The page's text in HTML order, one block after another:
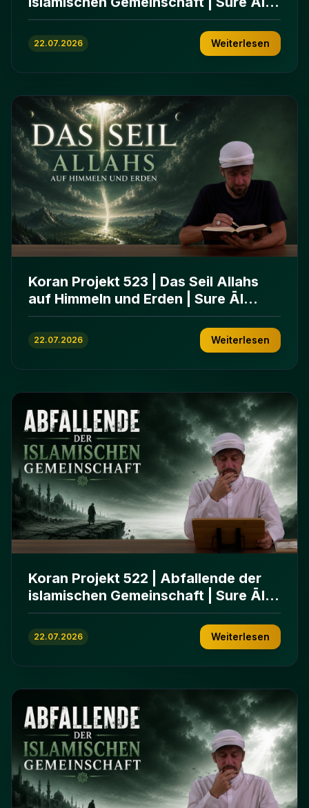
ʿImrān 103-112
22.07.2026 Weiterlesen
Koran Projekt 523 | Das Seil Allahs
auf Himmeln und Erden | Sure Āl
ʿImrān 103-112
22.07.2026 Weiterlesen
Koran Projekt 522 | Abfallende der
islamischen Gemeinschaft | Sure Āl
ʿImrān 86-102
22.07.2026 Weiterlesen